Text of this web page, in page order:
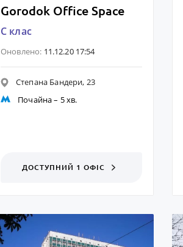
Gorodok Office Space
C клас
Оновлено: 11.12.20 17:54
Степана Бандери, 23
Почайна– 5 хв.
ДОСТУПНИЙ 1 ОФІС